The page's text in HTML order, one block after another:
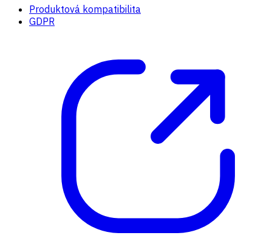
Produktová kompatibilita
GDPR